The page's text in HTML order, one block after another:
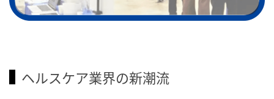
ヘルスケア業界の新潮流